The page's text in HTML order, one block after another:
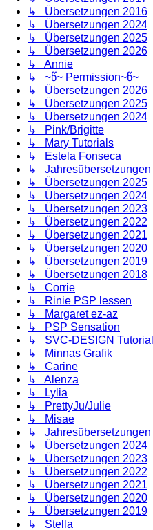
↳ Übersetzungen 2016
↳ Übersetzungen 2024
↳ Übersetzungen 2025
↳ Übersetzungen 2026
↳ Annie
↳ ~წ~ Permission~წ~
↳ Übersetzungen 2026
↳ Übersetzungen 2025
↳ Übersetzungen 2024
↳ Pink/Brigitte
↳ Mary Tutorials
↳ Estela Fonseca
↳ Jahresübersetzungen
↳ Übersetzungen 2025
↳ Übersetzungen 2024
↳ Übersetzungen 2023
↳ Übersetzungen 2022
↳ Übersetzungen 2021
↳ Übersetzungen 2020
↳ Übersetzungen 2019
↳ Übersetzungen 2018
↳ Corrie
↳ Rinie PSP lessen
↳ Margaret ez-az
↳ PSP Sensation
↳ SVC-DESIGN
↳ Minnas Grafik
↳ Carine
↳ Alenza
↳ Lylia
↳ PrettyJu/Julie
↳ Misae
↳ Jahresübersetzungen
↳ Übersetzungen 2024
↳ Übersetzungen 2023
↳ Übersetzungen 2022
↳ Übersetzungen 2021
↳ Übersetzungen 2020
↳ Übersetzungen 2019
↳ Stella